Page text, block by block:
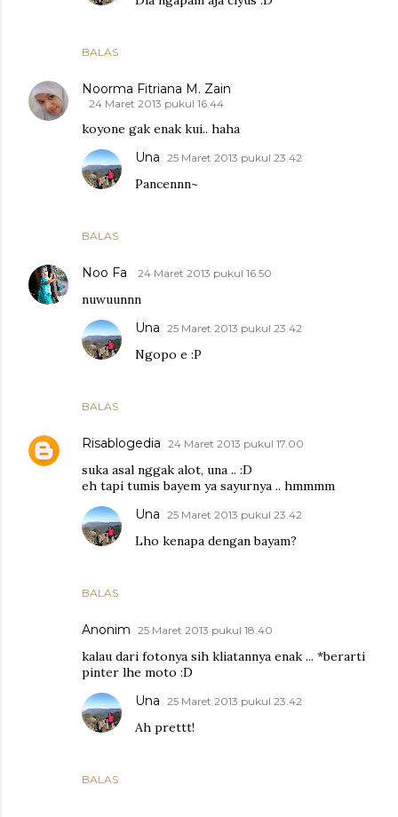
BALAS
Noorma Fitriana M. Zain
24 Maret 2013 pukul 16.44
koyone gak enak kui.. haha
BALAS
Una 25 Maret 2013 pukul 23.42
Pancennn~
Noo Fa 24 Maret 2013 pukul 16.50
nuwuunnn
BALAS
Una 25 Maret 2013 pukul 23.42
Ngopo e :P
Risablogedia 24 Maret 2013 pukul 17.00
suka asal nggak alot, una .. :D
eh tapi tumis bayem ya sayurnya .. hmmmm
BALAS
Una 25 Maret 2013 pukul 23.42
Lho kenapa dengan bayam?
Anonim 25 Maret 2013 pukul 18.40
kalau dari fotonya sih kliatannya enak ... *berarti
pinter lhe moto :D
BALAS
Una 25 Maret 2013 pukul 23.42
Ah prettt!